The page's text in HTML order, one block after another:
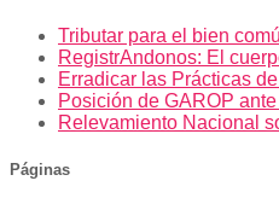
Tributar para el bien
RegistrAndonos: El
Erradicar las Prácticas
Posición de GAROP
Relevamiento Nacional
Páginas